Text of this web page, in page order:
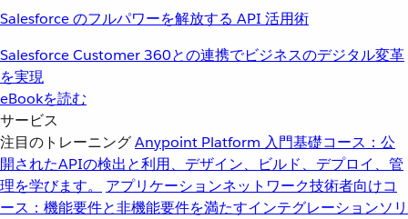
Salesforce のフルパワーを解放する API 活用術
Salesforce Customer 360との連携でビジネスのデジタル変革
を実現
eBookを読む
サービス
注目のトレーニングAnypoint Platform 入門基礎コース：公
開されたAPIの検出と利用、デザイン、ビルド、デプロイ、管
理を学びます。
アプリケーションネットワーク技術者向けコ
ース：機能要件と非機能要件を満たすインテグレーションソリ